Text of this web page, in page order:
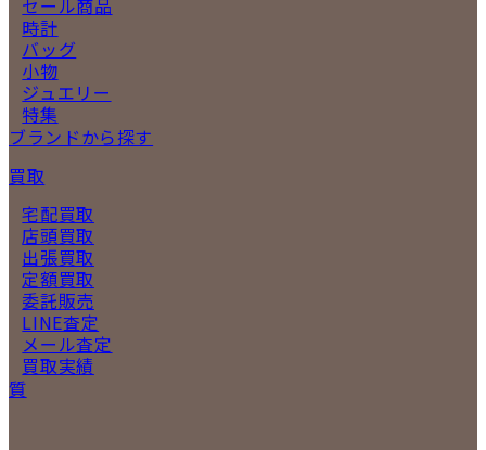
時計
バッグ
小物
ジュエリー
特集
ブランドから探す
買取
宅配買取
店頭買取
出張買取
定額買取
委託販売
LINE査定
メール査定
買取実績
質